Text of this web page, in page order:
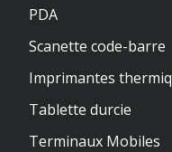
PDA
Scanette code-barre
Imprimantes
Tablette durcie
Terminaux Mobiles